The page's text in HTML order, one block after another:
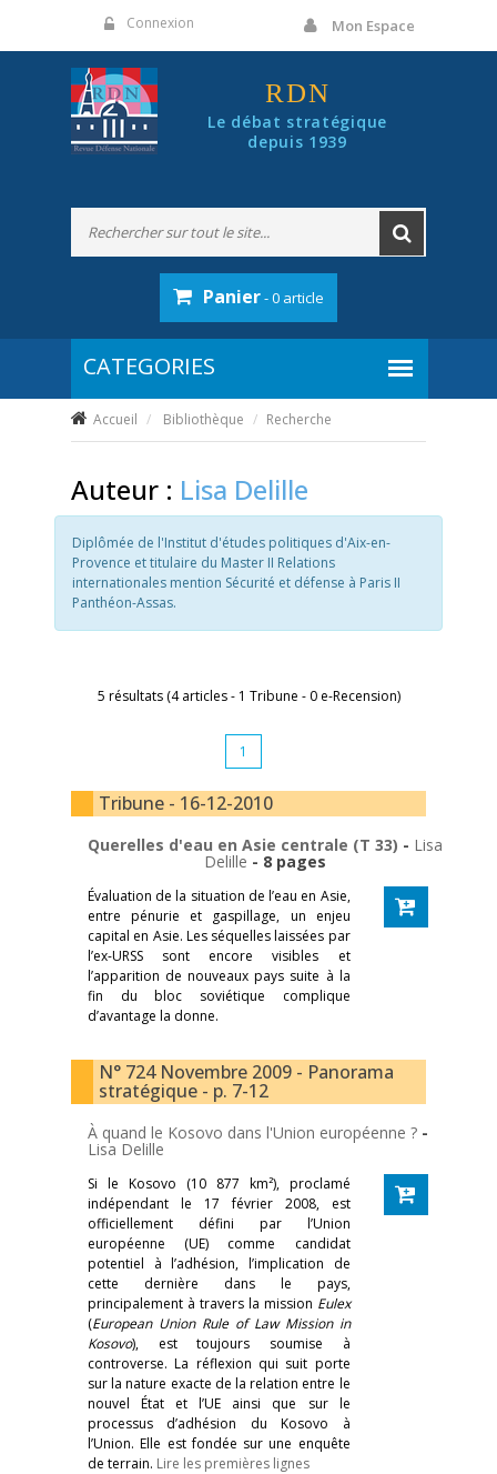
Connexion Mon Espace
RDN
Le débat stratégique
depuis 1939
Panier- 0 article
Accueil Bibliothèque Recherche
Auteur : Lisa Delille
Diplômée de l'Institut d'études politiques d'Aix-en-
Provence et titulaire du Master II Relations
internationales mention Sécurité et défense à Paris II
Panthéon-Assas.
5 résultats (4 articles - 1 Tribune - 0 e-Recension)
1
Tribune - 16-12-2010
Querelles d'eau en Asie centrale (T 33) - Lisa
Delille - 8 pages
Évaluation de la situation de l’eau en Asie,
entre pénurie et gaspillage, un enjeu
capital en Asie. Les séquelles laissées par
l’ex-URSS sont encore visibles et
l’apparition de nouveaux pays suite à la
fin du bloc soviétique complique
d’avantage la donne.
N° 724 Novembre 2009 - Panorama
stratégique - p. 7-12
À quand le Kosovo dans l'Union européenne ? -
Lisa Delille
Si le Kosovo (10 877 km²), proclamé
indépendant le 17 février 2008, est
officiellement défini par l’Union
européenne (UE) comme candidat
potentiel à l’adhésion, l’implication de
cette dernière dans le pays,
principalement à travers la mission Eulex
(European Union Rule of Law Mission in
Kosovo), est toujours soumise à
controverse. La réflexion qui suit porte
sur la nature exacte de la relation entre le
nouvel État et l’UE ainsi que sur le
processus d’adhésion du Kosovo à
l’Union. Elle est fondée sur une enquête
de terrain. Lire les premières lignes